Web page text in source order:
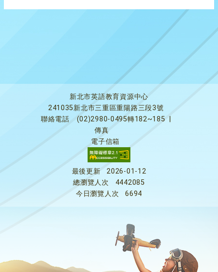
新北市英語教育資源中心
241035新北市三重區重陽路三段3號
聯絡電話
(02)2980-0495轉182~185
傳真
電子信箱
最後更新
2026-01-12
總瀏覽人次
4442085
今日瀏覽人次
6694